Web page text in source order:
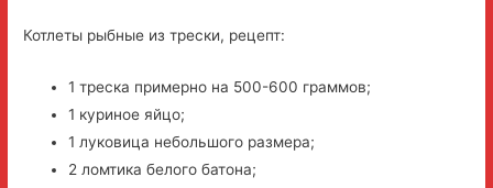
Котлеты рыбные из трески, рецепт:
1 треска примерно на 500-600 граммов;
1 куриное яйцо;
1 луковица небольшого размера;
2 ломтика белого батона;